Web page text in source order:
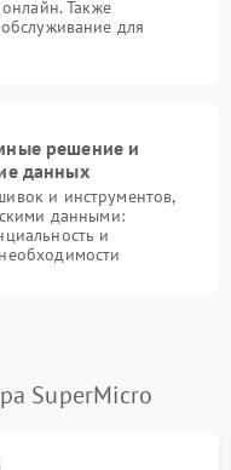
Также
для
решение и
данных
и инструментов,
данными:
и
SuperMicro